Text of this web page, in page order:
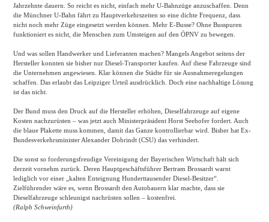
Jahrzehnte dauern. So reicht es nicht, einfach mehr U-Bahnzüge anzuschaffen. Denn
die Münchner U-Bahn fährt zu Hauptverkehrszeiten so eine dichte Frequenz, dass
nicht noch mehr Züge eingesetzt werden können. Mehr E-Busse? Ohne Busspuren
funktioniert es nicht, die Menschen zum Umsteigen auf den ÖPNV zu bewegen.
Und was sollen Handwerker und Lieferanten machen? Mangels Angebot seitens der
Hersteller konnten sie bisher nur Diesel-Transporter kaufen. Auf diese Fahrzeuge sind
die Unternehmen angewiesen. Klar können die Städte für sie Ausnahmeregelungen
schaffen. Das erlaubt das Leipziger Urteil ausdrücklich. Doch eine nachhaltige Lösung
ist das nicht.
Der Bund muss den Druck auf die Hersteller erhöhen, Dieselfahrzeuge auf eigene
Kosten nachzurüsten – was jetzt auch Ministerpräsident Horst Seehofer fordert. Auch
die blaue Plakette muss kommen, damit das Ganze kontrollierbar wird. Bisher hat Ex-
Bundesverkehrsminister Alexander Dobrindt (CSU) das verhindert.
Die sonst so forderungsfreudige Vereinigung der Bayerischen Wirtschaft hält sich
derzeit vornehm zurück. Deren Hauptgeschäftsführer Bertram Brossardt warnt
lediglich vor einer „kalten Enteignung Hunderttausender Diesel-Besitzer“.
Zielführender wäre es, wenn Brossardt den Autobauern klar machte, dass sie
Dieselfahrzeuge schleunigst nachrüsten sollen – kostenfrei.
(Ralph Schweinfurth)